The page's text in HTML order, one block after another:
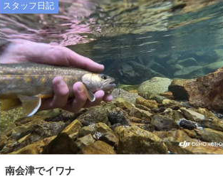
スタッフ日記
南会津でイワナ